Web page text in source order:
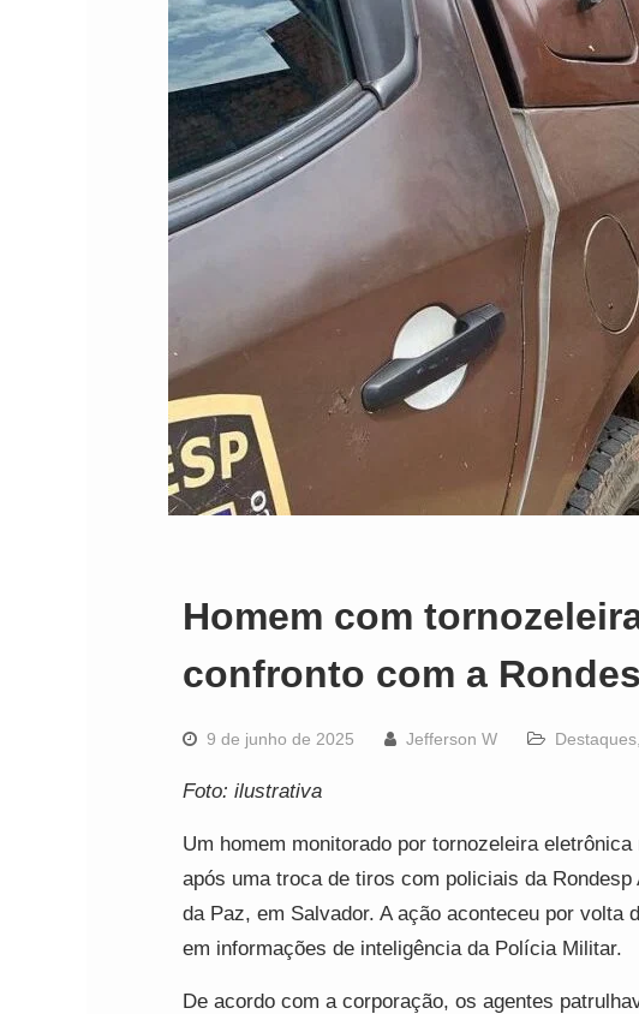
Homem com
confronto com a
9 de junho de 2025 Jefferson W Destaques
Foto: ilustrativa
Um homem monitorado por tornozeleira
após uma troca de tiros com policiais da
da Paz, em Salvador. A ação aconteceu por volta
em informações de inteligência da Polícia Militar.
De acordo com a corporação, os agentes